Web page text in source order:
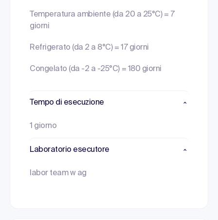
Temperatura ambiente (da 20 a 25°C) = 7
giorni
Refrigerato (da 2 a 8°C) = 17 giorni
Congelato (da -2 a -25°C) = 180 giorni
Tempo di esecuzione
1 giorno
Laboratorio esecutore
labor team w ag